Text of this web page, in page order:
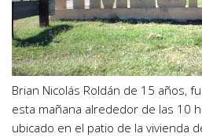
Brian Nicolás Roldán de 15 años,
esta mañana alrededor de las 10
ubicado en el patio de la vivienda